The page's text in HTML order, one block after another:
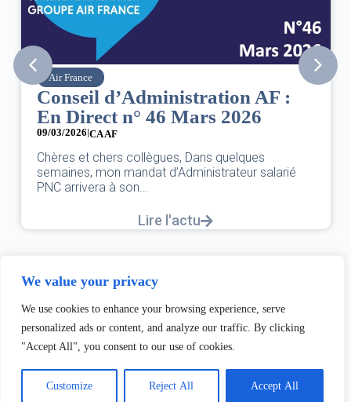
We value your privacy
We use cookies to enhance your browsing experience, serve
personalized ads or content, and analyze our traffic. By clicking
"Accept All", you consent to our use of cookies.
Customize Reject All Accept All
Air France
Conseil d’Administration AF :
En Direct n° 46 Mars 2026
09/03/2026|CA AF
Chères et chers collègues, Dans quelques
semaines, mon mandat d’Administrateur salarié
PNC arrivera à son...
Lire l'actu